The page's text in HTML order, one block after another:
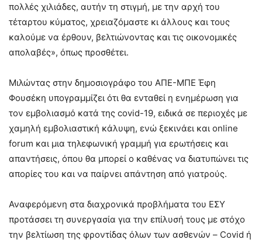
πολλές χιλιάδες, αυτήν τη στιγμή, με την αρχή του
τέταρτου κύματος, χρειαζόμαστε κι άλλους και τους
καλούμε να έρθουν, βελτιώνοντας και τις οικονομικές
απολαβές», όπως προσθέτει.
Μιλώντας στην δημοσιογράφο του ΑΠΕ-ΜΠΕ Έφη
Φουσέκη υπογραμμίζει ότι θα ενταθεί η ενημέρωση για
τον εμβολιασμό κατά της covid-19, ειδικά σε περιοχές με
χαμηλή εμβολιαστική κάλυψη, ενώ ξεκινάει και online
forum και μια τηλεφωνική γραμμή για ερωτήσεις και
απαντήσεις, όπου θα μπορεί ο καθένας να διατυπώνει τις
απορίες του και να παίρνει απάντηση από γιατρούς.
Αναφερόμενη στα διαχρονικά προβλήματα του ΕΣΥ
προτάσσει τη συνεργασία για την επίλυσή τους με στόχο
την βελτίωση της φροντίδας όλων των ασθενών – Covid ή